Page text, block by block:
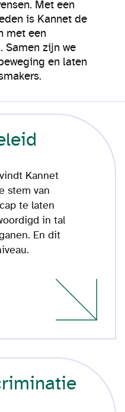
Met een
is Kannet de
met een
Samen zijn we
en laten
Kannet
stem van
te laten
in tal
En dit